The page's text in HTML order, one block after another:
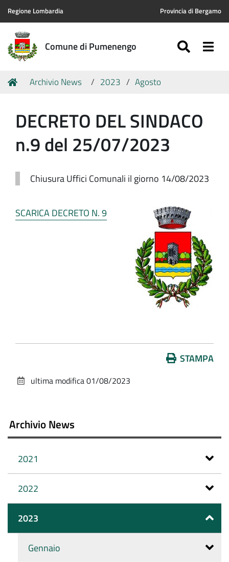
Regione Lombardia Provincia di Bergamo
Comune di Pumenengo
Tu
Home
Archivio News 2023 Agosto
DECRETO DEL SINDACO
n.9 del 25/07/2023
Chiusura Uffici Comunali il giorno 14/08/2023
SCARICA DECRETO N. 9
documento
STAMPA
ultima modifica01/08/2023
Archivio News
2021
2022
2023
Gennaio